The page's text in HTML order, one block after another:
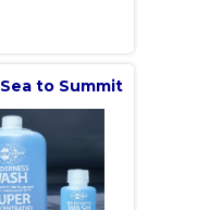
Sea to Summit